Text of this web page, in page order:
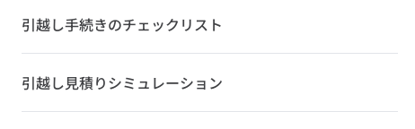
引越し手続きのチェックリスト
引越し見積りシミュレーション